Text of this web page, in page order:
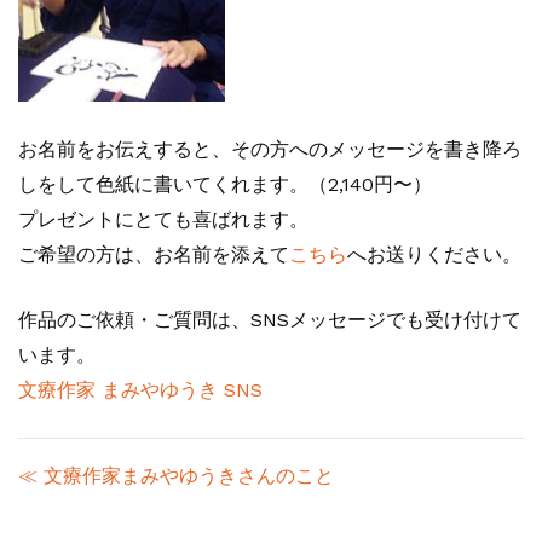
お名前をお伝えすると、その方へのメッセージを書き降ろ
しをして色紙に書いてくれます。（2,140円〜）
プレゼントにとても喜ばれます。
ご希望の方は、お名前を添えて こちらへお送りください。
作品のご依頼・ご質問は、SNSメッセージでも受け付けて
います。
文療作家 まみやゆうき SNS
≪ 文療作家まみやゆうきさんのこと